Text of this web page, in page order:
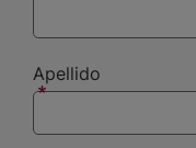
Apellido